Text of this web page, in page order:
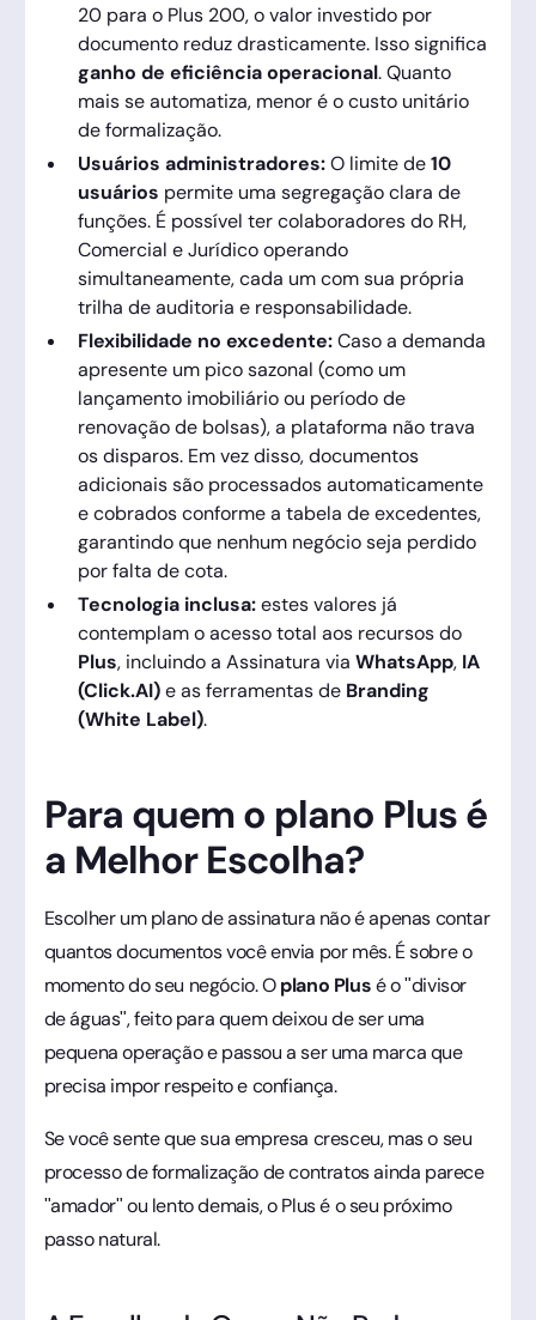
20 para o Plus 200, o valor investido por
documento reduz drasticamente. Isso significa
ganho de eficiência operacional. Quanto
mais se automatiza, menor é o custo unitário
de formalização.
Usuários administradores:O limite de10
usuários permite uma segregação clara de
funções. É possível ter colaboradores do RH,
Comercial e Jurídico operando
simultaneamente, cada um com sua própria
trilha de auditoria e responsabilidade.
Flexibilidade no excedente:Caso a demanda
apresente um pico sazonal (como um
lançamento imobiliário ou período de
renovação de bolsas), a plataforma não trava
os disparos. Em vez disso, documentos
adicionais são processados automaticamente
e cobrados conforme a tabela de excedentes,
garantindo que nenhum negócio seja perdido
por falta de cota.
Tecnologia inclusa:estes valores já
contemplam o acesso total aos recursos do
Plus, incluindo a Assinatura via WhatsApp, IA
(Click.AI)e as ferramentas de Branding
(White Label).
Para quem o plano Plus é
a Melhor Escolha?
Escolher um plano de assinatura não é apenas contar
quantos documentos você envia por mês. É sobre o
momento do seu negócio. Oplano Plusé o "divisor
de águas", feito para quem deixou de ser uma
pequena operação e passou a ser uma marca que
precisa impor respeito e confiança.
Se você sente que sua empresa cresceu, mas o seu
processo de formalização de contratos ainda parece
"amador" ou lento demais, o Plus é o seu próximo
passo natural.